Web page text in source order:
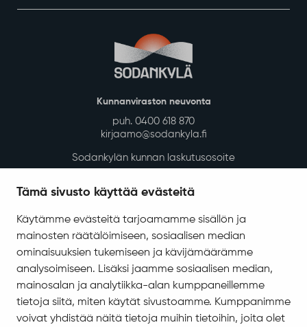
Tämä sivusto käyttää evästeitä
Käytämme evästeitä tarjoamamme sisällön ja
mainosten räätälöimiseen, sosiaalisen median
ominaisuuksien tukemiseen ja kävijämäärämme
analysoimiseen. Lisäksi jaamme sosiaalisen median,
mainosalan ja analytiikka-alan kumppaneillemme
tietoja siitä, miten käytät sivustoamme. Kumppanimme
voivat yhdistää näitä tietoja muihin tietoihin, joita olet
Kunnanviraston neuvonta
puh. 0400 618 870
kirjaamo@sodankyla.fi
Sodankylän kunnan laskutusosoite
Asiakirjajulkisuuskuvaus
Evästeiden hallinta
Yhteystiedot
Jäämerentie 1, 99601 Sodankylä
Kaikki yhteystiedot